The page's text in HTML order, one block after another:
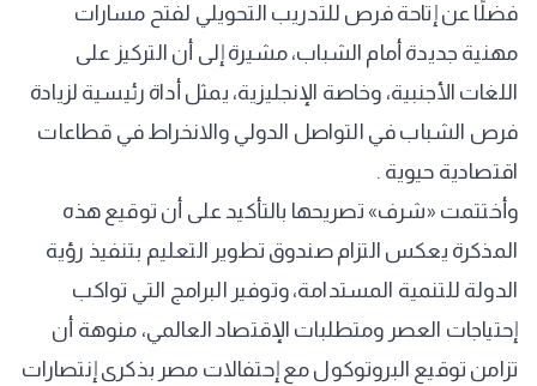
فضلًا عن إتاحة فرص للتدريب التحويلي لفتح مسارات
مهنية جديدة أمام الشباب، مشيرة إلى أن التركيز على
اللغات الأجنبية، وخاصة الإنجليزية، يمثل أداة رئيسية لزيادة
فرص الشباب في التواصل الدولي والانخراط في قطاعات
اقتصادية حيوية .
وأختتمت «شرف» تصريحها بالتأكيد على أن توقيع هذه
المذكرة يعكس التزام صندوق تطوير التعليم بتنفيذ رؤية
الدولة للتنمية المستدامة، وتوفير البرامج التي تواكب
إحتياجات العصر ومتطلبات الإقتصاد العالمي، منوهة أن
تزامن توقيع البروتوكول مع إحتفالات مصر بذكرى إنتصارات